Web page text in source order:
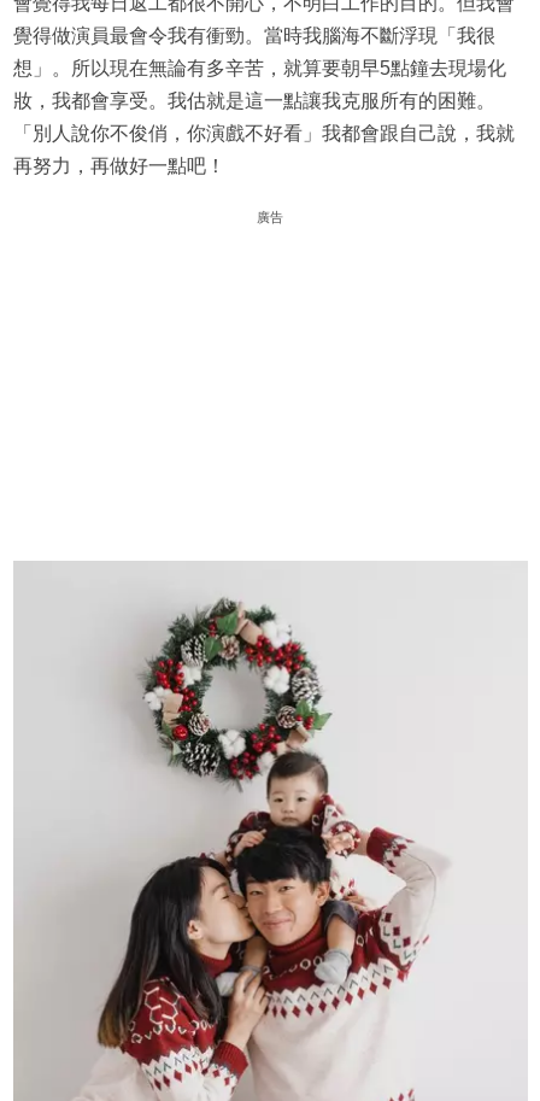
覺得做演員最會令我有衝勁。當時我腦海不斷浮現「我很
想」。所以現在無論有多辛苦，就算要朝早5點鐘去現場化
妝，我都會享受。我估就是這一點讓我克服所有的困難。
「別人說你不俊俏，你演戲不好看」我都會跟自己說，我就
再努力，再做好一點吧！
廣告